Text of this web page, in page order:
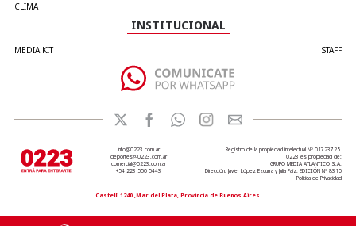
CLIMA
INSTITUCIONAL
MEDIA KIT STAFF
info@0223.com.ar
deportes@0223.com.ar
comercial@0223.com.ar
+54 223 550 5443
Registro de la propiedad intelectual Nº 01723725.
0223 es propiedad de:
GRUPO MEDIA ATLANTICO S.A.
Dirección: Javier López Ezcurra y Julia Paiz. EDICIÓN Nº 8310
Política de Privacidad
Castelli 1240 ,Mar del Plata, Provincia de Buenos Aires.